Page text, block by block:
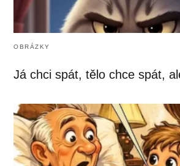
OBRÁZKY
Já chci spát, tělo chce spát,